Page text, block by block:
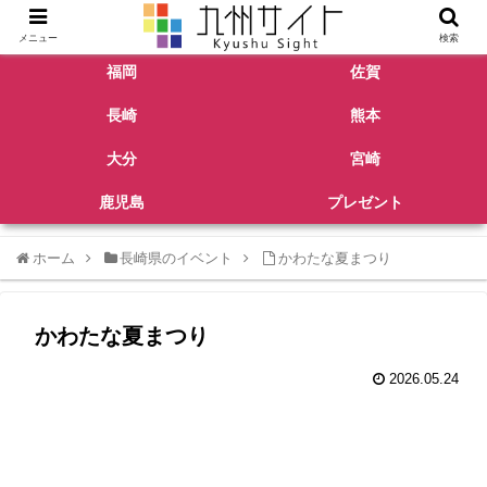
福岡 佐賀
長崎 熊本
大分 宮崎
鹿児島 プレゼント
ホーム 長崎県のイベント かわたな夏まつり
かわたな夏まつり
2026.05.24
メニュー 検索